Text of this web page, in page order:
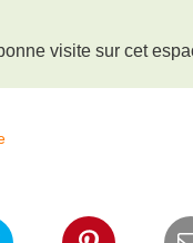
visite sur cet